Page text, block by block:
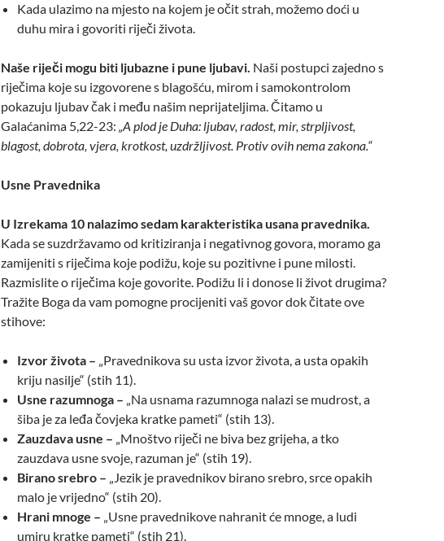
Kada ulazimo na mjesto na kojem je očit strah, možemo doći u
duhu mira i govoriti riječi života.
Naše riječi mogu biti ljubazne i pune ljubavi. Naši postupci zajedno s
riječima koje su izgovorene s blagošću, mirom i samokontrolom
pokazuju ljubav čak i među našim neprijateljima. Čitamo u
Galaćanima 5,22-23: „A plod je Duha: ljubav, radost, mir, strpljivost,
blagost, dobrota, vjera, krotkost, uzdržljivost. Protiv ovih nema zakona.“
Usne Pravednika
U Izrekama 10 nalazimo sedam karakteristika usana pravednika.
Kada se suzdržavamo od kritiziranja i negativnog govora, moramo ga
zamijeniti s riječima koje podižu, koje su pozitivne i pune milosti.
Razmislite o riječima koje govorite. Podižu li i donose li život drugima?
Tražite Boga da vam pomogne procijeniti vaš govor dok čitate ove
stihove:
Izvor života – „Pravednikova su usta izvor života, a usta opakih
kriju nasilje“ (stih 11).
Usne razumnoga – „Na usnama razumnoga nalazi se mudrost, a
šiba je za leđa čovjeka kratke pameti“ (stih 13).
Zauzdava usne – „Mnoštvo riječi ne biva bez grijeha, a tko
zauzdava usne svoje, razuman je“ (stih 19).
Birano srebro – „Jezik je pravednikov birano srebro, srce opakih
malo je vrijedno“ (stih 20).
Hrani mnoge – „Usne pravednikove nahranit će mnoge, a ludi
umiru kratke pameti“ (stih 21).